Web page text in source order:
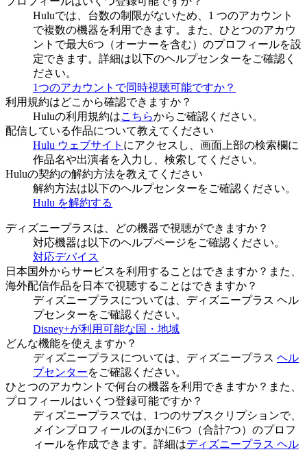
Huluでは、台数の制限がないため、1 つのアカウント
で複数の機器を利用できます。また、ひとつのアカウ
ントで最大6つ（オーナーを含む）のプロフィールを設
定できます。詳細は以下のヘルプセンターをご確認く
ださい。
1つのアカウントで同時視聴可能ですか？
利用規約はどこから確認できますか？
Huluの利用規約はこちらからご確認ください。
配信している作品について教えてください
Hulu ウェブサイト にアクセスし、画面上部の検索欄に
作品名や出演者を入力し、検索してください。
Huluの契約の解約方法を教えてください
解約方法は以下のヘルプセンターをご確認ください。
Hulu を解約する
ディズニープラスは、どの機器で視聴ができますか？
対応機器は以下のヘルプページをご確認ください。
対応デバイス
日本国外からサービスを利用することはできますか？また、
海外配信作品を日本で視聴することはできますか？
ディズニープラスについては、ディズニープラス ヘル
プセンターをご確認ください。
Disney+が利用可能な国・地域
どんな機能を使えますか？
ディズニープラスについては、ディズニープラス ヘル
プセンターをご確認ください。
ひとつのアカウントで何台の機器を利用できますか？また、
プロフィールはいくつ登録可能ですか？
ディズニープラスでは、1つのサブスクリプションで、
メインプロフィールのほかに6つ（合計7つ）のプロフ
ィールを作成できます。詳細はディズニープラス ヘル